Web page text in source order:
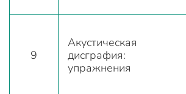
9
Акустическая
дисграфия:
упражнения